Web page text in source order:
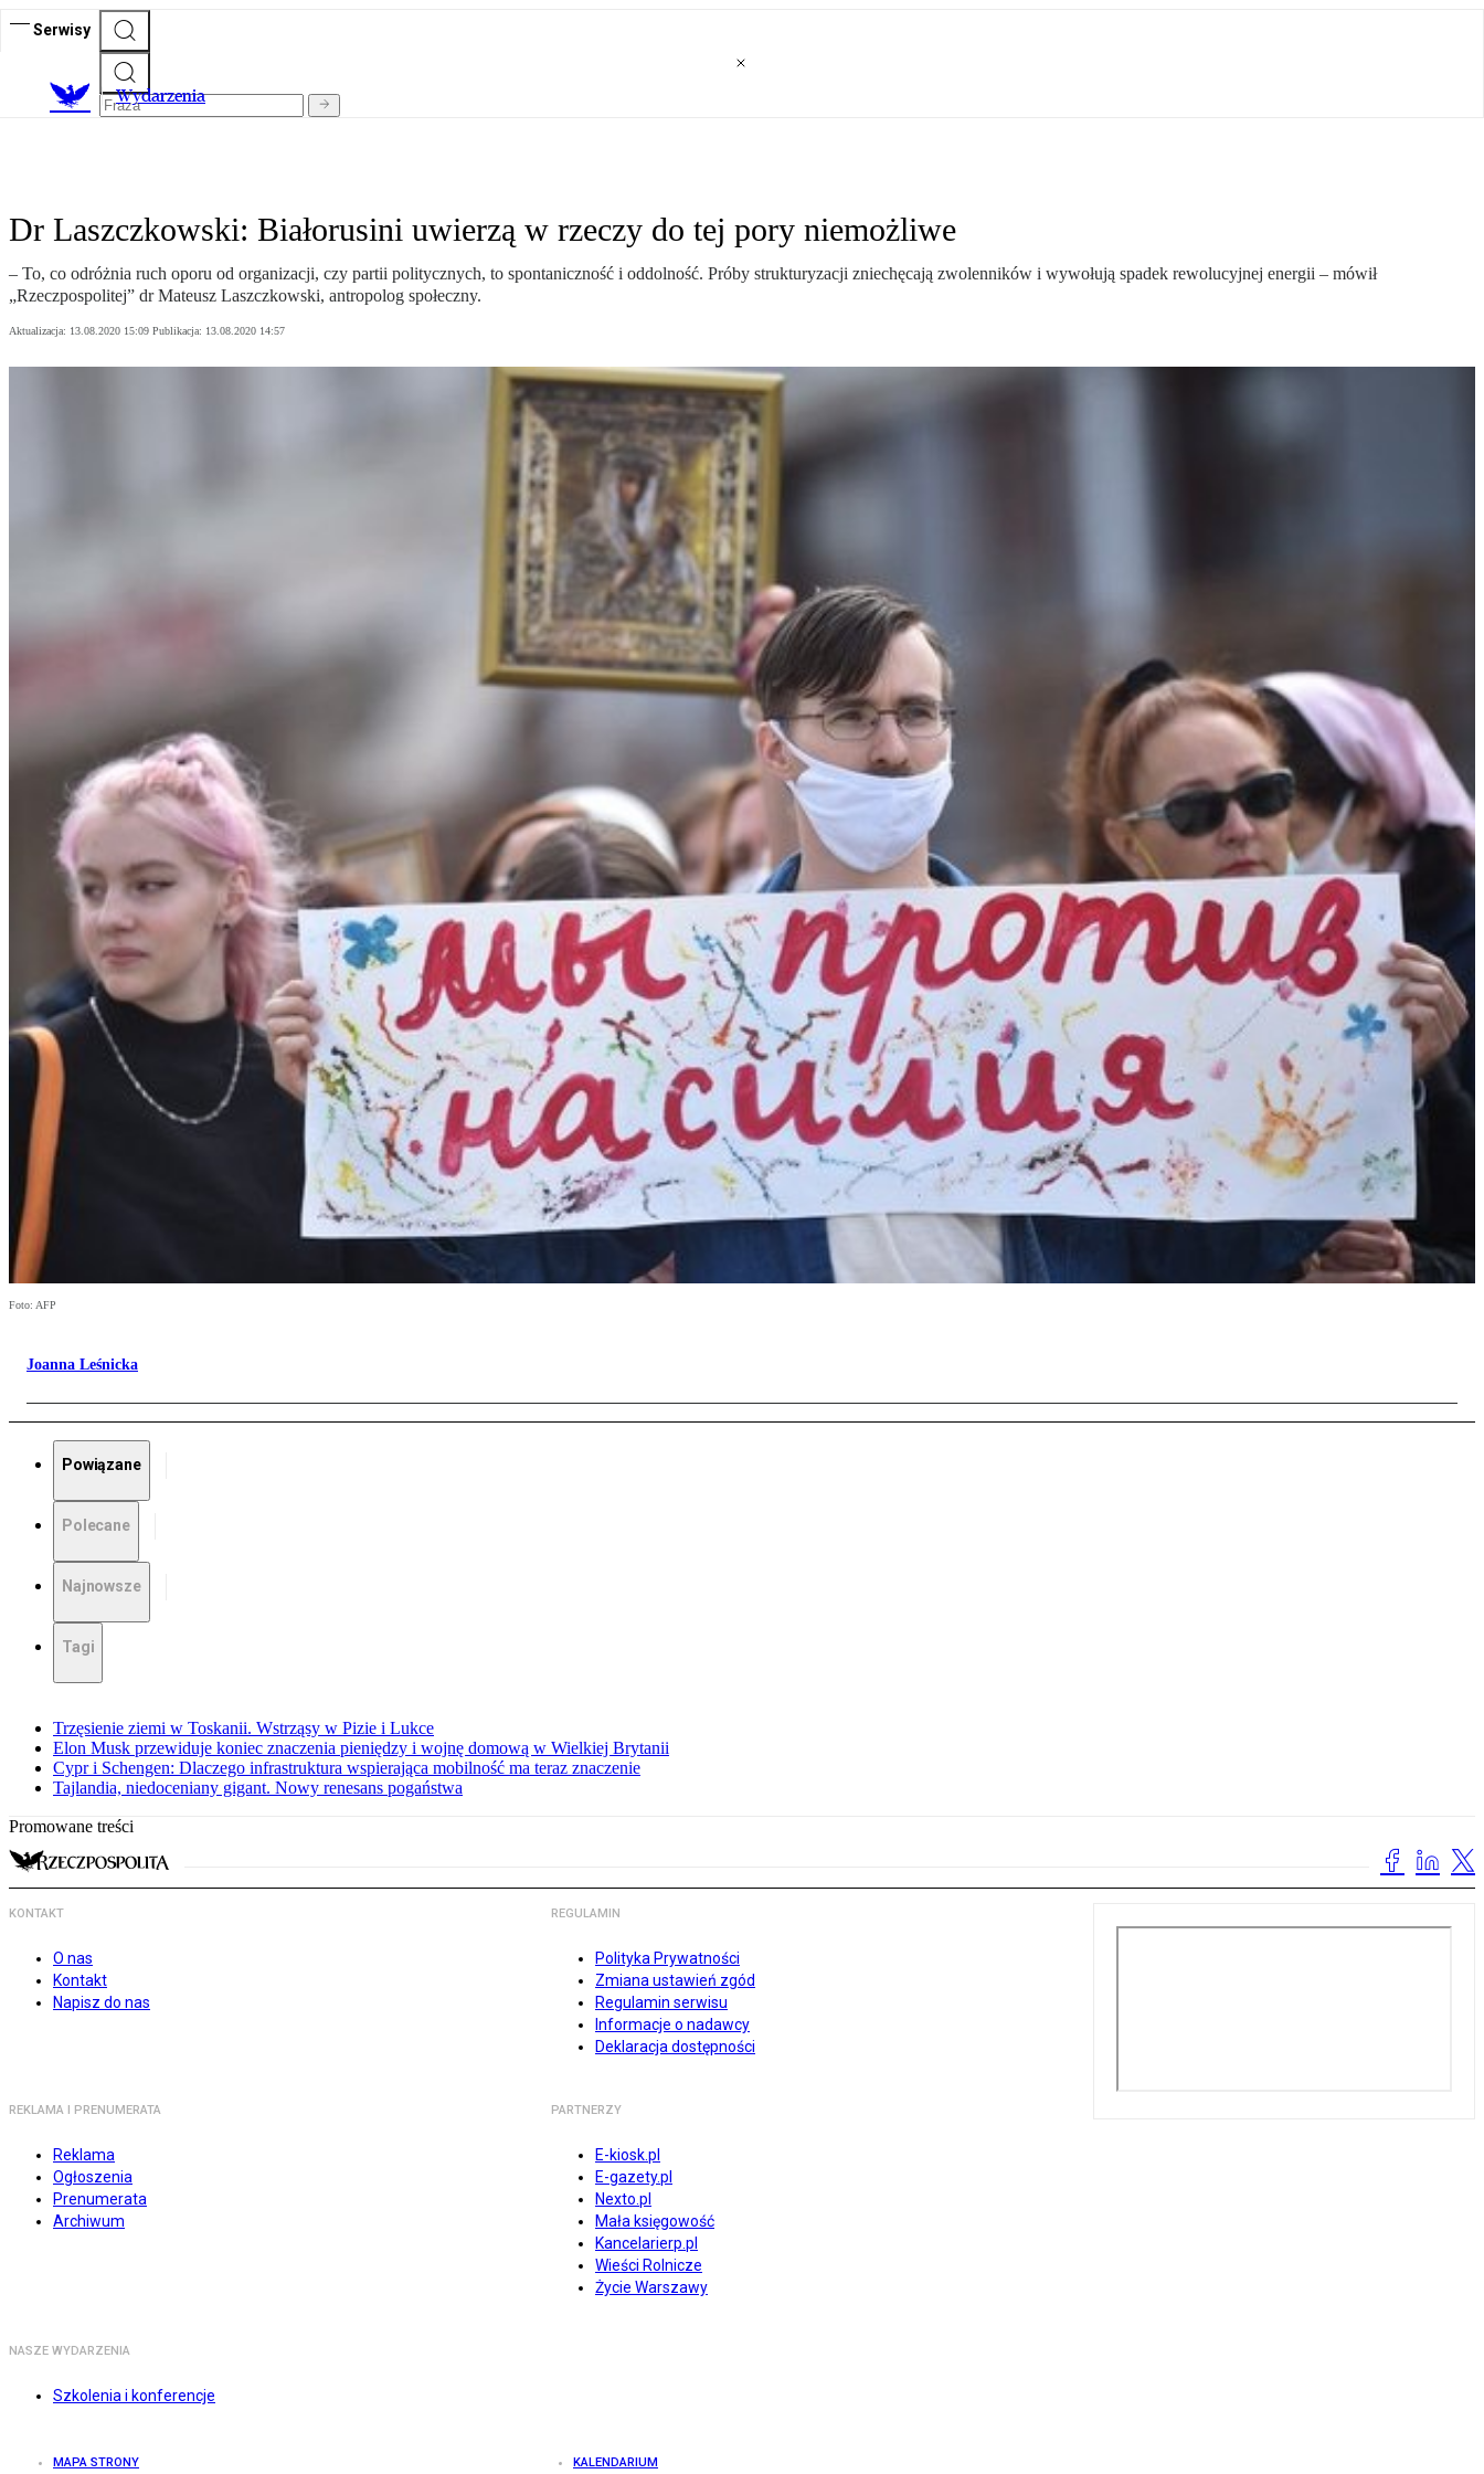
Serwisy
Wydarzenia
Dr Laszczkowski: Białorusini uwierzą w rzeczy do tej pory niemożliwe
– To, co odróżnia ruch oporu od organizacji, czy partii politycznych, to spontaniczność i oddolność. Próby strukturyzacji zniechęcają zwolenników i wywołują spadek rewolucyjnej energii – mówił
„Rzeczpospolitej” dr Mateusz Laszczkowski, antropolog społeczny.
Aktualizacja: 13.08.2020 15:09 Publikacja: 13.08.2020 14:57
Foto: AFP
Joanna Leśnicka
Powiązane
Polecane
Najnowsze
Tagi
Trzęsienie ziemi w Toskanii. Wstrząsy w Pizie i Lukce
Elon Musk przewiduje koniec znaczenia pieniędzy i wojnę domową w Wielkiej Brytanii
Cypr i Schengen: Dlaczego infrastruktura wspierająca mobilność ma teraz znaczenie
Tajlandia, niedoceniany gigant. Nowy renesans pogaństwa
Promowane treści
KONTAKT
O nas
Kontakt
Napisz do nas
REGULAMIN
Polityka Prywatności
Zmiana ustawień zgód
Regulamin serwisu
Informacje o nadawcy
Deklaracja dostępności
REKLAMA I PRENUMERATA
Reklama
Ogłoszenia
Prenumerata
Archiwum
PARTNERZY
E-kiosk.pl
E-gazety.pl
Nexto.pl
Mała księgowość
Kancelarierp.pl
Wieści Rolnicze
Życie Warszawy
NASZE WYDARZENIA
Szkolenia i konferencje
MAPA STRONY KALENDARIUM